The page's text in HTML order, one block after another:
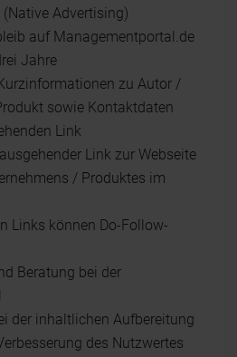
Advertising)
auf Managementportal.de
Jahre
zu Autor /
sowie Kontaktdaten
Link
Link zur Webseite
/ Produktes im
Links können Do-Follow-
Beratung bei der
der inhaltlichen Aufbereitung
des Nutzwertes